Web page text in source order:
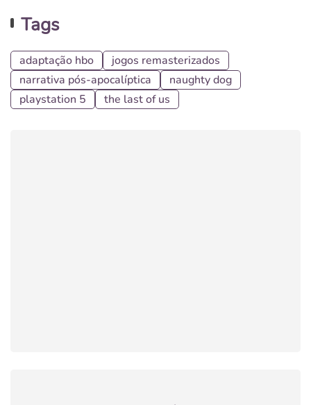
Tags
adaptação hbo
jogos remasterizados
narrativa pós-apocalíptica
naughty dog
playstation 5
the last of us